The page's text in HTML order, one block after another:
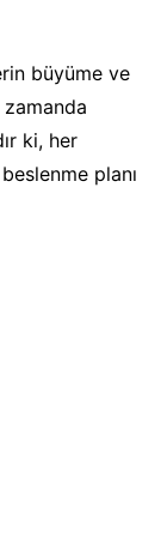
büyüme ve
ki, her
planı